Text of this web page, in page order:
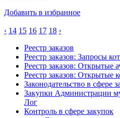
Добавить в избранное
‹ 14 15 16 17 18 ›
Реестр заказов
Реестр заказов: Запросы
Реестр заказов: Открытые
Реестр заказов: Открытые
Законодательство в сфере
Закупки Администрации
Лог
Контроль в сфере закупок